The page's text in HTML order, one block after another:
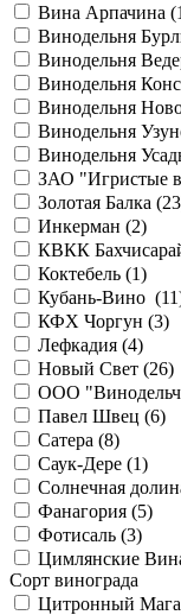
Вина Арпачина (1
Винодельня
Винодельня
Винодельня
Винодельня
Винодельня
Винодельня
ЗАО "Игристые
Золотая Балка (23
Инкерман (2)
КВКК
Коктебель (1)
Кубань-Вино (11
КФХ Чоргун (3)
Лефкадия (4)
Новый Свет (26)
ООО
Павел Швец (6)
Сатера (8)
Саук-Дере (1)
Солнечная
Фанагория (5)
Фотисаль (3)
Цимлянские
Сорт винограда
Цитронный